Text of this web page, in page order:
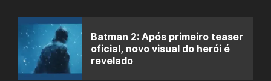
Batman 2: Após primeiro teaser
oficial, novo visual do herói é
revelado